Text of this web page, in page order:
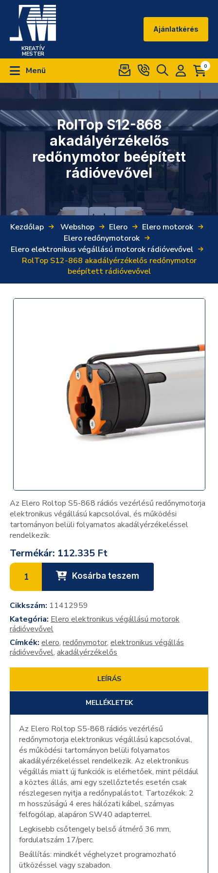
KREATÍV
MESTER
Ajánlatkérés
Menü 0
RolTop S12-868
akadályérzékelős
redőnymotor beépített
rádióvevővel
Kezdőlap Webshop Elero
Elero motorok
Elero redőnymotorok
Elero elektronikus végállású motorok rádióvevővel
RolTop S12-868 akadályérzékelős redőnymotor
beépített rádióvevővel
Az Elero Roltop S5-868 rádiós vezérlésű redőnymotorja
elektronikus végállású kapcsolóval, és működési
tartományon belüli folyamatos akadályérzékeléssel
rendelkezik.
Termékár: 112.335 Ft
Kosárba teszem
Cikkszám: 11412959
Kategória: Elero elektronikus végállású motorok
rádióvevővel
Címkék: elero, redőnymotor, elektronikus végállás
rádióvevővel, akadályérzékelős
LEÍRÁS
MELLÉKLETEK
Az Elero Roltop S5-868 rádiós vezérlésű
redőnymotorja elektronikus végállású kapcsolóval,
és működési tartományon belüli folyamatos
akadályérzékeléssel rendelkezik. Az elektronikus
végállás miatt új funkciók is elérhetőek, mint például
a köztes állás, ami egy szellőztetés esetén csak
részlegesen nyitja a redőnypalástot. Tartozékok: 2
m hosszúságú 4 eres hálózati kábel, szárnyas
felfogólap, alapáron SW40 adapterrel.
Legkisebb csőtengely belső átmérő 36 mm,
fordulatszám 17/perc.
Beállítás: mindkét véghelyzet programozható
ütközéssel vagy szabadon.